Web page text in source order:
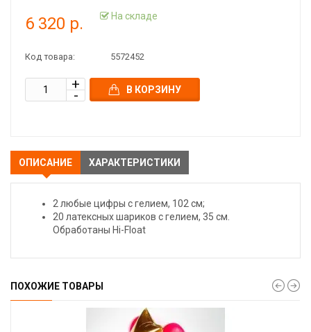
6 320 р. На складе
Код товара: 5572452
В КОРЗИНУ
ОПИСАНИЕ ХАРАКТЕРИСТИКИ
2 любые цифры с гелием, 102 см;
20 латексных шариков с гелием, 35 см.
Обработаны Hi-Float
ПОХОЖИЕ ТОВАРЫ